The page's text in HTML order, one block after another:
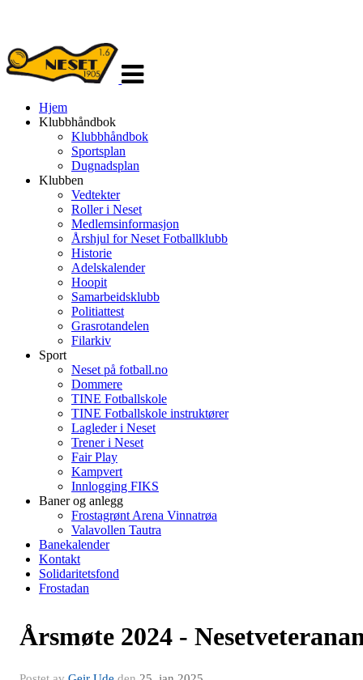
navigasjon
Hjem
Klubbhåndbok
Klubbhåndbok
Sportsplan
Dugnadsplan
Klubben
Vedtekter
Roller i Neset
Medlemsinformasjon
Årshjul for Neset Fotballklubb
Historie
Adelskalender
Hoopit
Samarbeidsklubb
Politiattest
Grasrotandelen
Filarkiv
Sport
Neset på fotball.no
Dommere
TINE Fotballskole
TINE Fotballskole instruktører
Lagleder i Neset
Trener i Neset
Fair Play
Kampvert
Innlogging FIKS
Baner og anlegg
Frostagrønt Arena Vinnatrøa
Valavollen Tautra
Banekalender
Kontakt
Solidaritetsfond
Frostadan
Årsmøte 2024 -